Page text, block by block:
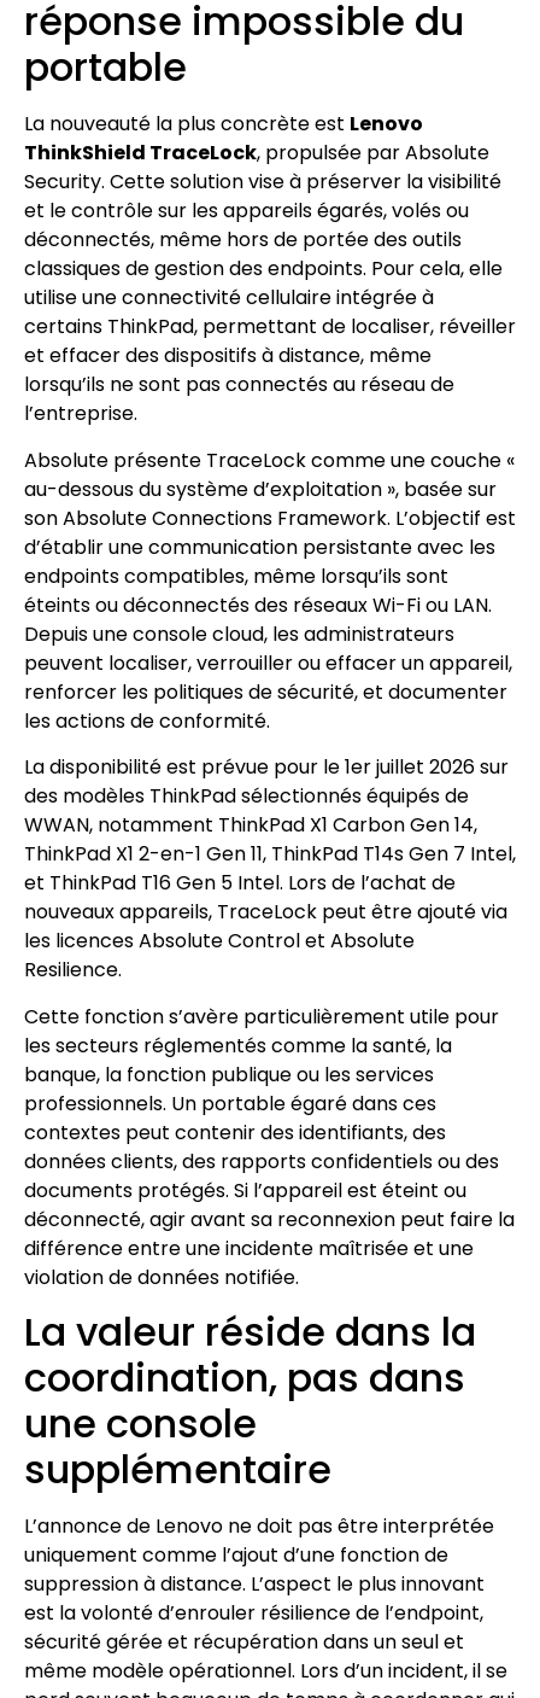
réponse impossible du
portable
La nouveauté la plus concrète est Lenovo
ThinkShield TraceLock, propulsée par Absolute
Security. Cette solution vise à préserver la visibilité
et le contrôle sur les appareils égarés, volés ou
déconnectés, même hors de portée des outils
classiques de gestion des endpoints. Pour cela, elle
utilise une connectivité cellulaire intégrée à
certains ThinkPad, permettant de localiser, réveiller
et effacer des dispositifs à distance, même
lorsqu’ils ne sont pas connectés au réseau de
l’entreprise.
Absolute présente TraceLock comme une couche «
au-dessous du système d’exploitation », basée sur
son Absolute Connections Framework. L’objectif est
d’établir une communication persistante avec les
endpoints compatibles, même lorsqu’ils sont
éteints ou déconnectés des réseaux Wi-Fi ou LAN.
Depuis une console cloud, les administrateurs
peuvent localiser, verrouiller ou effacer un appareil,
renforcer les politiques de sécurité, et documenter
les actions de conformité.
La disponibilité est prévue pour le 1er juillet 2026 sur
des modèles ThinkPad sélectionnés équipés de
WWAN, notamment ThinkPad X1 Carbon Gen 14,
ThinkPad X1 2-en-1 Gen 11, ThinkPad T14s Gen 7 Intel,
et ThinkPad T16 Gen 5 Intel. Lors de l’achat de
nouveaux appareils, TraceLock peut être ajouté via
les licences Absolute Control et Absolute
Resilience.
Cette fonction s’avère particulièrement utile pour
les secteurs réglementés comme la santé, la
banque, la fonction publique ou les services
professionnels. Un portable égaré dans ces
contextes peut contenir des identifiants, des
données clients, des rapports confidentiels ou des
documents protégés. Si l’appareil est éteint ou
déconnecté, agir avant sa reconnexion peut faire la
différence entre une incidente maîtrisée et une
violation de données notifiée.
La valeur réside dans la
coordination, pas dans
une console
supplémentaire
L’annonce de Lenovo ne doit pas être interprétée
uniquement comme l’ajout d’une fonction de
suppression à distance. L’aspect le plus innovant
est la volonté d’enrouler résilience de l’endpoint,
sécurité gérée et récupération dans un seul et
même modèle opérationnel. Lors d’un incident, il se